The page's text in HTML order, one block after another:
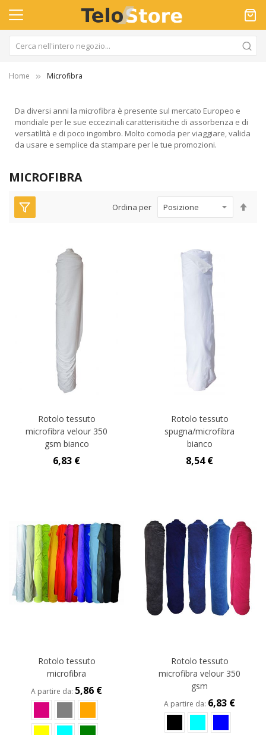
Home Microfibra
Da diversi anni la microfibra è presente sul mercato Europeo e
mondiale per le sue eccezinali caratterisitiche di assorbenza e di
versatilità e di poco ingombro. Molto comoda per viaggiare, valida
da usare e semplice da stampare per le tue promozioni.
MICROFIBRA
Ordina per
Rotolo tessuto
microfibra velour 350
gsm bianco
6,83 €
Rotolo tessuto
spugna/microfibra
bianco
8,54 €
Rotolo tessuto
microfibra
A partire da 5,86 €
Rotolo tessuto
microfibra velour 350
gsm
A partire da 6,83 €